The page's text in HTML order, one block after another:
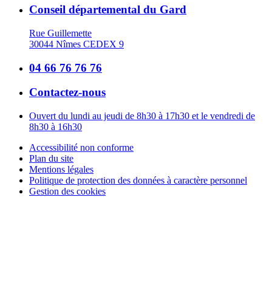
Conseil départemental du Gard
Rue Guillemette
30044 Nîmes CEDEX 9
04 66 76 76 76
Contactez-nous
Ouvert du lundi au jeudi de 8h30 à 17h30 et le vendredi de
8h30 à 16h30
Accessibilité non conforme
Plan du site
Mentions légales
Politique de protection des données à caractère personnel
Gestion des cookies